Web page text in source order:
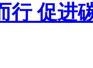
行 促进